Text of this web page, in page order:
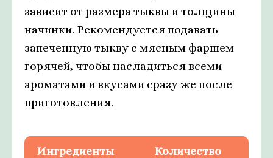
зависит от размера тыквы и толщины
начинки. Рекомендуется подавать
запеченную тыкву с мясным фаршем
горячей, чтобы насладиться всеми
ароматами и вкусами сразу же после
приготовления.
Ингредиенты Количество